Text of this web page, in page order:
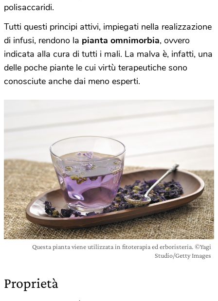
polisaccaridi.
Tutti questi principi attivi, impiegati nella realizzazione
di infusi, rendono la pianta omnimorbia, ovvero
indicata alla cura di tutti i mali. La malva è, infatti, una
delle poche piante le cui virtù terapeutiche sono
conosciute anche dai meno esperti.
Questa pianta viene utilizzata in fitoterapia ed erboristeria. ©Yagi
Studio/Getty Images
Proprietà